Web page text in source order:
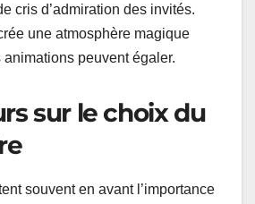
cris d’admiration des invités.
une atmosphère magique
animations peuvent égaler.
sur le choix du
souvent en avant l’importance